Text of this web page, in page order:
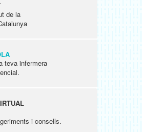
de la
teva infermera
i consells.